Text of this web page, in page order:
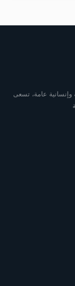
وإنسانية عامة، تسعى